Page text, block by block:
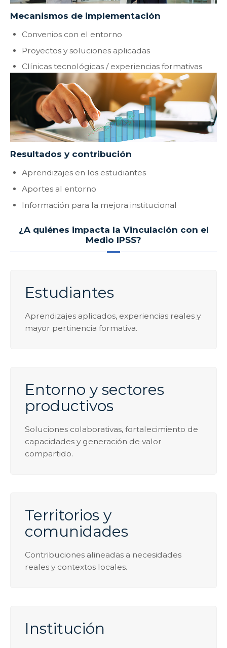
Mecanismos de implementación
Convenios con el entorno
Proyectos y soluciones aplicadas
Clínicas tecnológicas / experiencias formativas
Resultados y contribución
Aprendizajes en los estudiantes
Aportes al entorno
Información para la mejora institucional
¿A quiénes impacta la Vinculación con el
Medio IPSS?
Estudiantes
Aprendizajes aplicados, experiencias reales y
mayor pertinencia formativa.
Entorno y sectores
productivos
Soluciones colaborativas, fortalecimiento de
capacidades y generación de valor
compartido.
Territorios y
comunidades
Contribuciones alineadas a necesidades
reales y contextos locales.
Institución